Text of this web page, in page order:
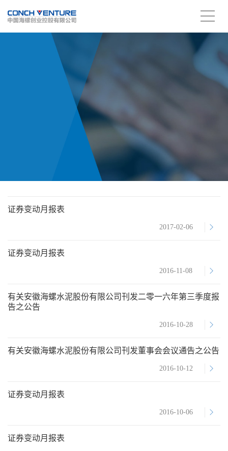
证券变动月报表
2017-02-06
证券变动月报表
2016-11-08
有关安徽海螺水泥股份有限公司刊发二零一六年第三季度报
告之公告
2016-10-28
有关安徽海螺水泥股份有限公司刊发董事会会议通告之公告
2016-10-12
证券变动月报表
2016-10-06
证券变动月报表